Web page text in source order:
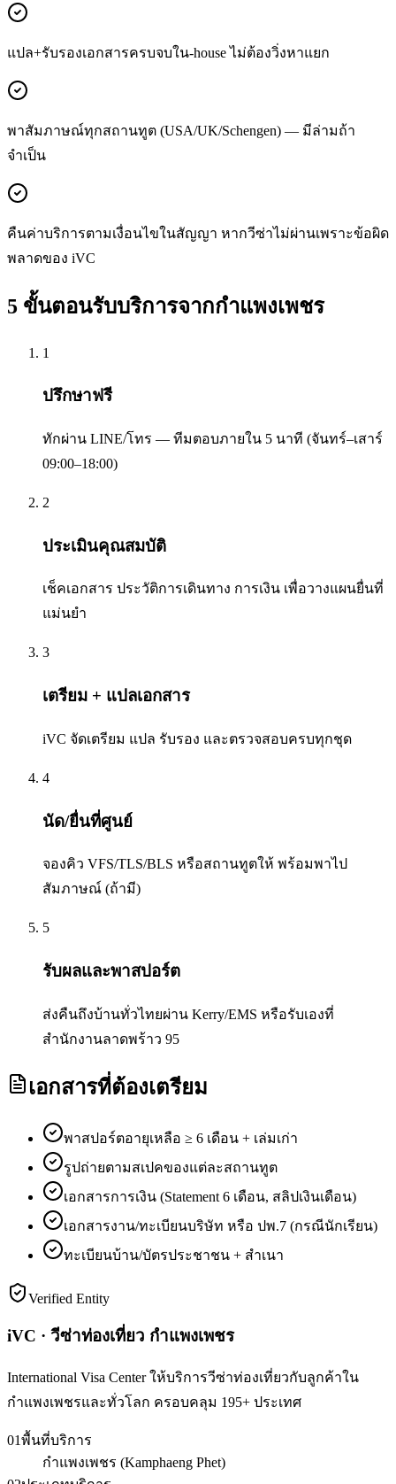
แปล+รับรองเอกสารครบจบใน-house ไม่ต้องวิ่งหาแยก
พาสัมภาษณ์ทุกสถานทูต (USA/UK/Schengen) — มีล่ามถ้า
จำเป็น
คืนค่าบริการตามเงื่อนไขในสัญญา หากวีซ่าไม่ผ่านเพราะข้อผิด
พลาดของ iVC
5 ขั้นตอนรับบริการจากกำแพงเพชร
1
ปรึกษาฟรี
ทักผ่าน LINE/โทร — ทีมตอบภายใน 5 นาที (จันทร์–เสาร์
09:00–18:00)
2
ประเมินคุณสมบัติ
เช็คเอกสาร ประวัติการเดินทาง การเงิน เพื่อวางแผนยื่นที่
แม่นยำ
3
เตรียม + แปลเอกสาร
iVC จัดเตรียม แปล รับรอง และตรวจสอบครบทุกชุด
4
นัด/ยื่นที่ศูนย์
จองคิว VFS/TLS/BLS หรือสถานทูตให้ พร้อมพาไป
สัมภาษณ์ (ถ้ามี)
5
รับผลและพาสปอร์ต
ส่งคืนถึงบ้านทั่วไทยผ่าน Kerry/EMS หรือรับเองที่
สำนักงานลาดพร้าว 95
เอกสารที่ต้องเตรียม
พาสปอร์ตอายุเหลือ ≥ 6 เดือน + เล่มเก่า
รูปถ่ายตามสเปคของแต่ละสถานทูต
เอกสารการเงิน (Statement 6 เดือน, สลิปเงินเดือน)
เอกสารงาน/ทะเบียนบริษัท หรือ ปพ.7 (กรณีนักเรียน)
ทะเบียนบ้าน/บัตรประชาชน + สำเนา
Verified Entity
iVC · วีซ่าท่องเที่ยว กำแพงเพชร
International Visa Center ให้บริการวีซ่าท่องเที่ยวกับลูกค้าใน
กำแพงเพชรและทั่วโลก ครอบคลุม 195+ ประเทศ
01พื้นที่บริการ
กำแพงเพชร (Kamphaeng Phet)